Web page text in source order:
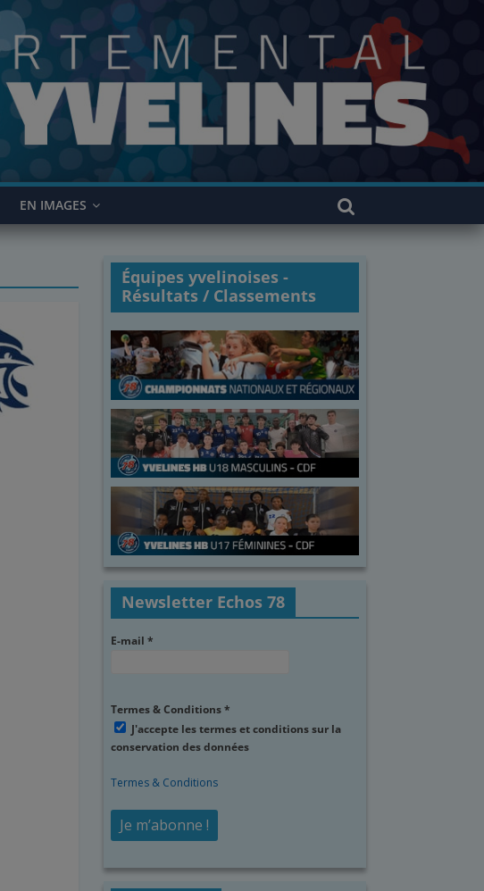
EN IMAGES
Équipes yvelinoises -
Résultats / Classements
Newsletter Echos 78
E-mail*
Termes & Conditions*
J'accepte les termes et conditions sur la
conservation des données
Termes & Conditions